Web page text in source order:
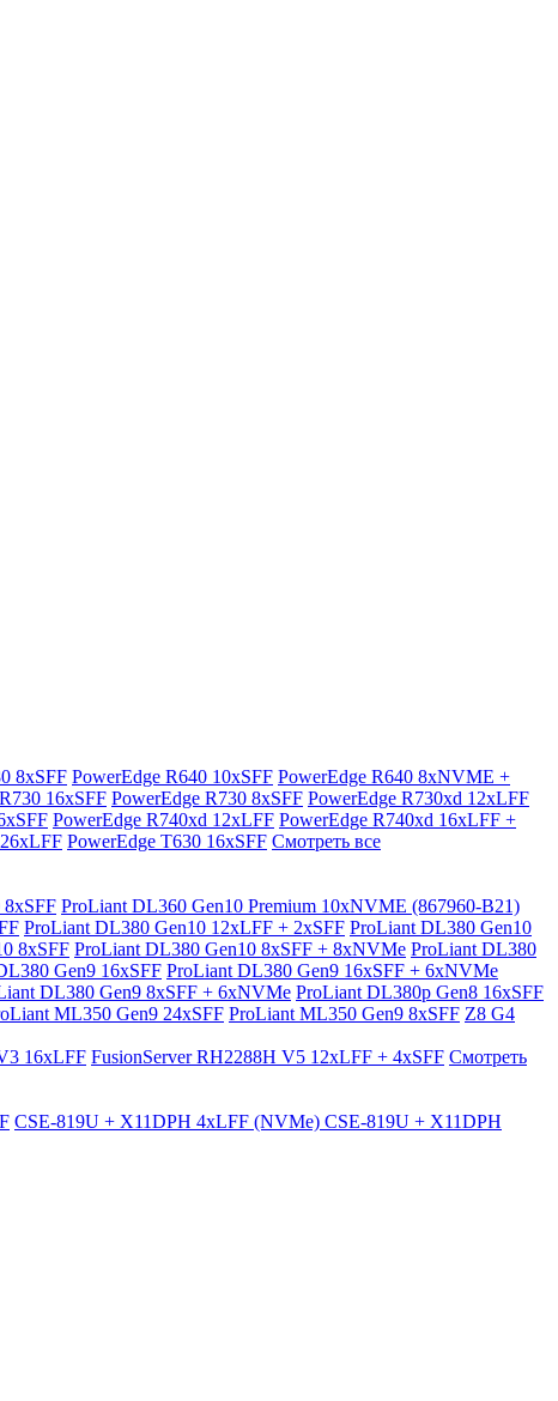
8xSFF PowerEdge R640 10xSFF PowerEdge R640 8xNVME +
16xSFF PowerEdge R730 8xSFF PowerEdge R730xd 12xLFF
PowerEdge R740xd 12xLFF PowerEdge R740xd 16xLFF +
PowerEdge T630 16xSFF Смотреть все
ProLiant DL360 Gen10 Premium 10xNVME (867960-B21)
ProLiant DL380 Gen10 12xLFF + 2xSFF ProLiant DL380 Gen10
8xSFF ProLiant DL380 Gen10 8xSFF + 8xNVMe ProLiant DL380
Gen9 16xSFF ProLiant DL380 Gen9 16xSFF + 6xNVMe
DL380 Gen9 8xSFF + 6xNVMe ProLiant DL380p Gen8 16xSFF
ML350 Gen9 24xSFF ProLiant ML350 Gen9 8xSFF Z8 G4
16xLFF FusionServer RH2288H V5 12xLFF + 4xSFF Смотреть
CSE-819U + X11DPH 4xLFF (NVMe) CSE-819U + X11DPH